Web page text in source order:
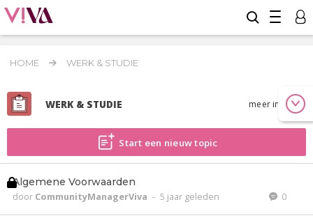
HOME WERK & STUDIE
WERK & STUDIE meer info
Start een nieuw topic
Algemene Voorwaarden
door CommunityManagerViva - 5 jaar geleden 0